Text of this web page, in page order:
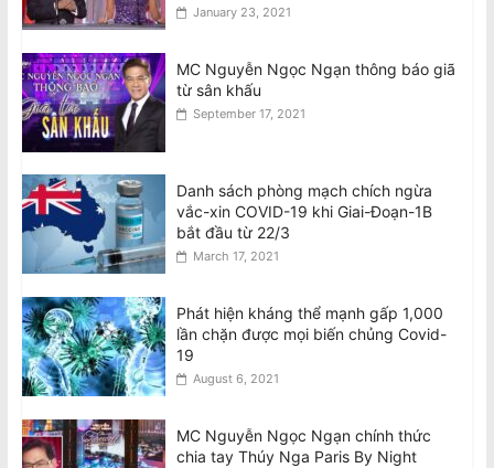
January 23, 2021
MC Nguyễn Ngọc Ngạn thông báo giã
từ sân khấu
September 17, 2021
Danh sách phòng mạch chích ngừa
vắc-xin COVID-19 khi Giai-Đoạn-1B
bắt đầu từ 22/3
March 17, 2021
Phát hiện kháng thể mạnh gấp 1,000
lần chặn được mọi biến chủng Covid-
19
August 6, 2021
MC Nguyễn Ngọc Ngạn chính thức
chia tay Thúy Nga Paris By Night